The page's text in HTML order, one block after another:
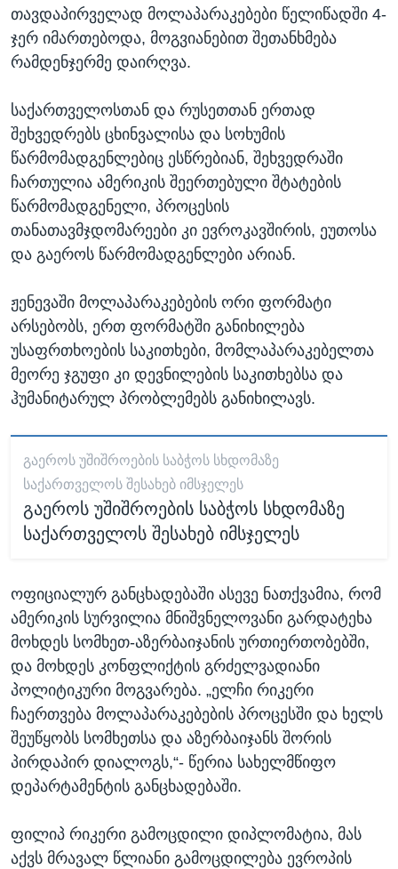
თავდაპირველად მოლაპარაკებები წელიწადში 4-
ჯერ იმართებოდა, მოგვიანებით შეთანხმება
რამდენჯერმე დაირღვა.
საქართველოსთან და რუსეთთან ერთად
შეხვედრებს ცხინვალისა და სოხუმის
წარმომადგენლებიც ესწრებიან, შეხვედრაში
ჩართულია ამერიკის შეერთებული შტატების
წარმომადგენელი, პროცესის
თანათავმჯდომარეები კი ევროკავშირის, ეუთოსა
და გაეროს წარმომადგენლები არიან.
ჟენევაში მოლაპარაკებების ორი ფორმატი
არსებობს, ერთ ფორმატში განიხილება
უსაფრთხოების საკითხები, მომლაპარაკებელთა
მეორე ჯგუფი კი დევნილების საკითხებსა და
ჰუმანიტარულ პრობლემებს განიხილავს.
ᲒᲐᲔᲠᲝᲡ ᲣᲨᲘᲨᲠᲝᲔᲑᲘᲡ ᲡᲐᲑᲭᲝᲡ ᲡᲮᲓᲝᲛᲐᲖᲔ
ᲡᲐᲥᲐᲠᲗᲕᲔᲚᲝᲡ ᲨᲔᲡᲐᲮᲔᲑ ᲘᲛᲡᲯᲔᲚᲔᲡ
გაეროს უშიშროების საბჭოს სხდომაზე
საქართველოს შესახებ იმსჯელეს
ოფიციალურ განცხადებაში ასევე ნათქვამია, რომ
ამერიკის სურვილია მნიშვნელოვანი გარდატეხა
მოხდეს სომხეთ-აზერბაიჯანის ურთიერთობებში,
და მოხდეს კონფლიქტის გრძელვადიანი
პოლიტიკური მოგვარება. „ელჩი რიკერი
ჩაერთვება მოლაპარაკებების პროცესში და ხელს
შეუწყობს სომხეთსა და აზერბაიჯანს შორის
პირდაპირ დიალოგს,“- წერია სახელმწიფო
დეპარტამენტის განცხადებაში.
ფილიპ რიკერი გამოცდილი დიპლომატია, მას
აქვს მრავალ წლიანი გამოცდილება ევროპის